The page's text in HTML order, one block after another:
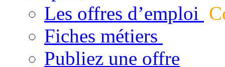
Les offres d’emploi
Fiches métiers
Publiez une offre